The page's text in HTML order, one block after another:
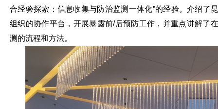
合经验探索：信息收集与防治监测一体化”的经验。介绍了
组织的协作平台，开展暴露前/后预防工作，并重点讲解了
测的流程和方法。